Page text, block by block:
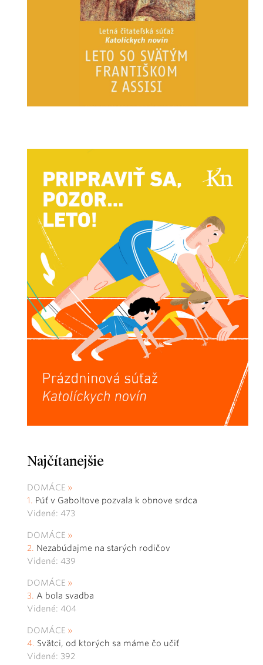
Najčítanejšie
DOMÁCE
Púť v Gaboltove pozvala k obnove srdca
Videné: 473
DOMÁCE
Nezabúdajme na starých rodičov
Videné: 439
DOMÁCE
A bola svadba
Videné: 404
DOMÁCE
Svätci, od ktorých sa máme čo učiť
Videné: 392